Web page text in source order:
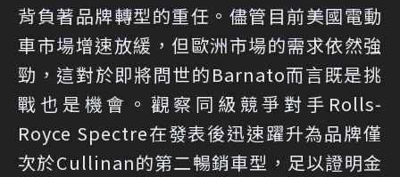
背負著品牌轉型的重任。儘管目前美國電動
車市場增速放緩，但歐洲市場的需求依然強
勁，這對於即將問世的Barnato而言既是挑
戰也是機會。觀察同級競爭對手Rolls-
Royce Spectre在發表後迅速躍升為品牌僅
次於Cullinan的第二暢銷車型，足以證明金